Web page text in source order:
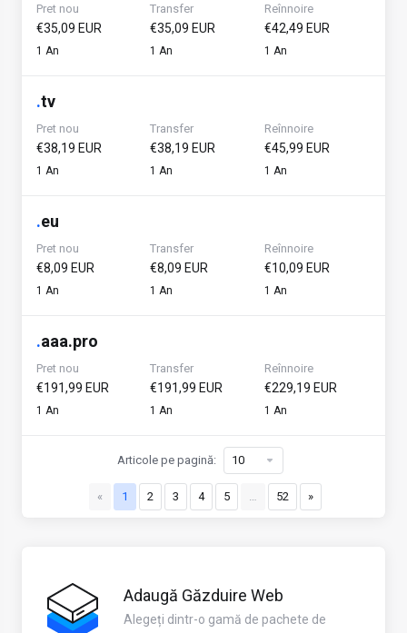
Pret nou
€35,09 EUR
1 An
Transfer
€35,09 EUR
1 An
Reînnoire
€42,49 EUR
1 An
.tv
Pret nou
€38,19 EUR
1 An
Transfer
€38,19 EUR
1 An
Reînnoire
€45,99 EUR
1 An
.eu
Pret nou
€8,09 EUR
1 An
Transfer
€8,09 EUR
1 An
Reînnoire
€10,09 EUR
1 An
.aaa.pro
Pret nou
€191,99 EUR
1 An
Transfer
€191,99 EUR
1 An
Reînnoire
€229,19 EUR
1 An
« 1 2 3 4 5 … 52 »
Articole pe pagină:
Adaugă Găzduire Web
Alegeți dintr-o gamă de pachete de